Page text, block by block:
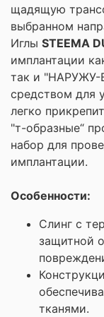
щадящую
выбранном
Иглы STEEMA
имплантации
так и "НАРУЖУ-
средством для
легко
"т-образные“
набор для
имплантации.
Особенности:
Слинг с
защитной
тканями.